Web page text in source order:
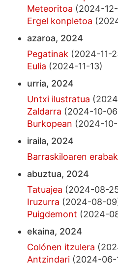
Meteoritoa (2024-
Ergel konpletoa
azaroa, 2024
Pegatinak (2024-11-
Eulia (2024-11-13)
urria, 2024
Untxi ilustratua
Zaldarra (2024-10-
Burkopean (2024-
iraila, 2024
Barraskiloaren
abuztua, 2024
Tatuajea (2024-08-
Iruzurra (2024-08-
Puigdemont (2024-
ekaina, 2024
Colónen itzulera
Antzindari (2024-06-